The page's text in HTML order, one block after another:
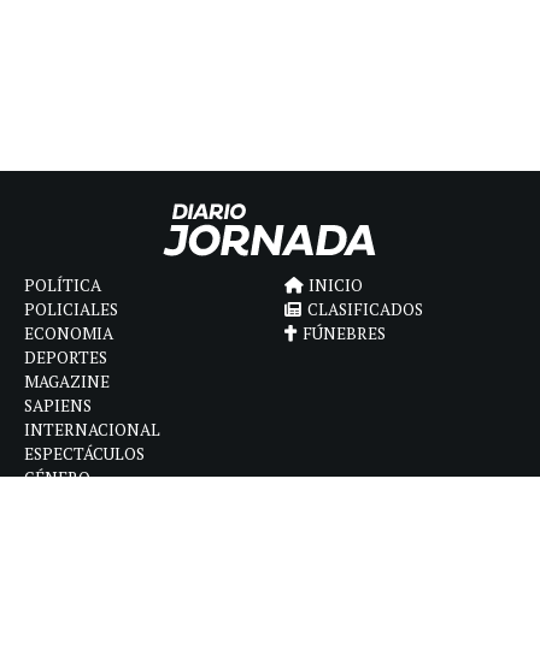
POLÍTICA
POLICIALES
ECONOMIA
DEPORTES
MAGAZINE
SAPIENS
INTERNACIONAL
ESPECTÁCULOS
GÉNERO
INICIO
CLASIFICADOS
FÚNEBRES